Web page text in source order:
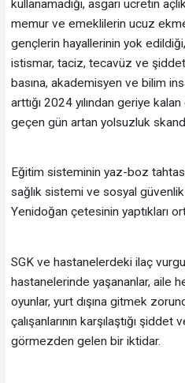
kullanamadığı, asgari ücretin açlık
memur ve emeklilerin ucuz
gençlerin hayallerinin yok
istismar, taciz, tecavüz ve şiddet
basına, akademisyen ve bilim
arttığı 2024 yılından geriye
geçen gün artan yolsuzluk
Eğitim sisteminin yaz-boz
sağlık sistemi ve sosyal güvenlik
Yenidoğan çetesinin yaptıkları
SGK ve hastanelerdeki ilaç
hastanelerinde yaşananlar, aile
oyunlar, yurt dışına gitmek
çalışanlarının karşılaştığı şiddet
görmezden gelen bir iktidar.